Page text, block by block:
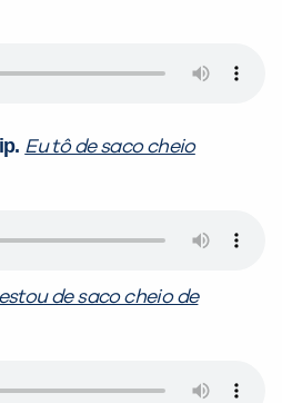
Eu tô de saco cheio
de saco cheio de